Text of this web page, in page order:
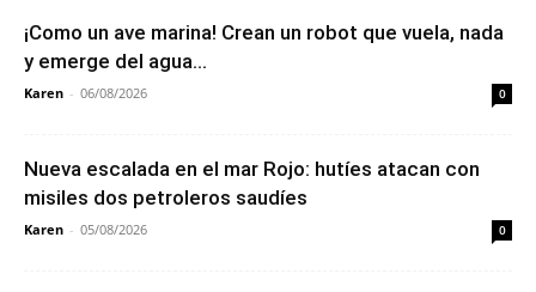
¡Como un ave marina! Crean un robot que vuela, nada
y emerge del agua...
Karen - 06/08/2026 0
Nueva escalada en el mar Rojo: hutíes atacan con
misiles dos petroleros saudíes
Karen - 05/08/2026 0